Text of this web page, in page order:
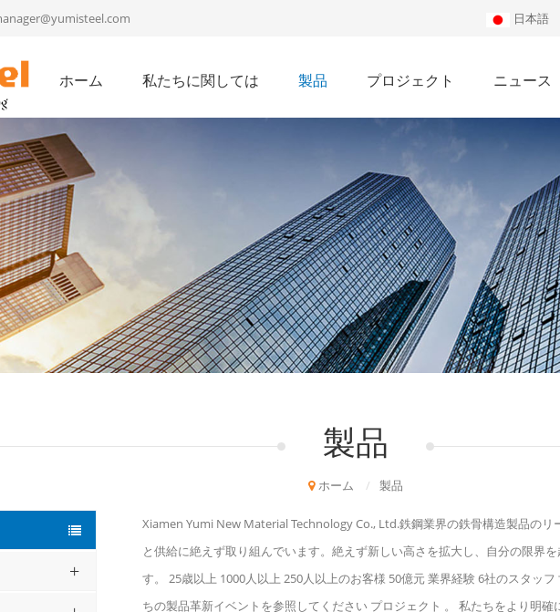
日本語
ホーム 私たちに関しては 製品 プロジェクト ニュース
製品
ホーム / 製品
Xiamen Yumi New Material Technology Co., Ltd.鉄鋼業界の鉄骨構造製品の
と供給に絶えず取り組んでいます。絶えず新しい高さを拡大し、自分の限界
す。 25歳以上 1000人以上 250人以上のお客様 50億元 業界経験 6社のスタッ
ちの製品革新イベントを参照してください プロジェクト 。 私たちをより明